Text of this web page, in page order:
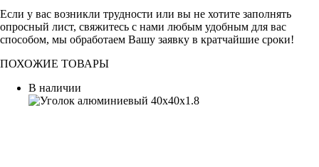
Если у вас возникли трудности или вы не хотите заполнять
опросный лист, свяжитесь с нами любым удобным для вас
способом, мы обработаем Вашу заявку в кратчайшие сроки!
ПОХОЖИЕ ТОВАРЫ
В наличии